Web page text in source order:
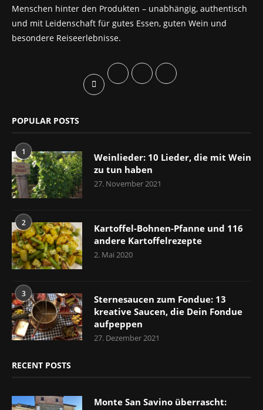
Menschen hinter den Produkten – unabhängig, authentisch
und mit Leidenschaft für gutes Essen, guten Wein und
besondere Reiseerlebnisse.
POPULAR POSTS
1
Weinlieder: 10 Lieder, die mit Wein
zu tun haben
27. November 2021
2
Kartoffel-Bohnen-Pfanne und 116
andere Kartoffelrezepte
2. Mai 2020
3
Sternesaucen zum Fondue: 13
kreative Saucen, die Dein Fondue
aufpeppen
27. Dezember 2021
RECENT POSTS
Monte San Savino überrascht: